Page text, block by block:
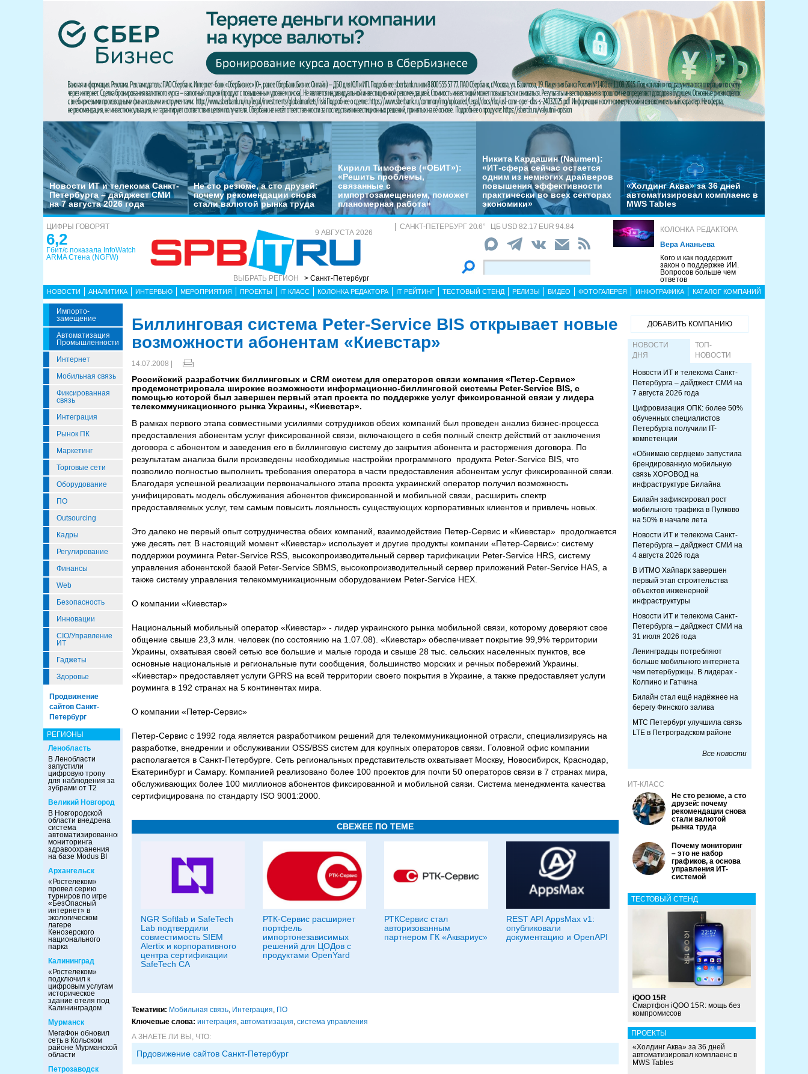
Новости ИТ и телекома Санкт-
Петербурга – дайджест СМИ
на 7 августа 2026 года
Не сто резюме, а сто друзей:
почему рекомендации снова
стали валютой рынка труда
Кирилл Тимофеев («ОБИТ»):
«Решить проблемы,
связанные с
импортозамещением, поможет
планомерная работа»
Никита Кардашин (Naumen):
«ИТ-сфера сейчас остается
одним из немногих драйверов
повышения эффективности
практически во всех секторах
экономики»
«Холдинг Аква» за 36 дней
автоматизировал комплаенс в
MWS Tables
ЦИФРЫ ГОВОРЯТ
6,2
Гбит/с показала InfoWatch
ARMA Стена (NGFW)
9 АВГУСТА 2026
ВЫБРАТЬ РЕГИОН > Санкт-Петербург
САНКТ-ПЕТЕРБУРГ 20.6° ЦБ USD 82.17 EUR 94.84
КОЛОНКА РЕДАКТОРА
Вера Ананьева
Кого и как поддержит
закон о поддержке ИИ.
Вопросов больше чем
ответов
НОВОСТИ АНАЛИТИКА ИНТЕРВЬЮ МЕРОПРИЯТИЯ ПРОЕКТЫ IT КЛАСС КОЛОНКА РЕДАКТОРА IT РЕЙТИНГ ТЕСТОВЫЙ СТЕНД РЕЛИЗЫ ВИДЕО ФОТОГАЛЕРЕЯ ИНФОГРАФИКА КАТАЛОГ КОМПАНИЙ
Импорто­
Замещение
Автоматизация
Промышленности
Интернет
Мобильная связь
Фиксированная
связь
Интеграция
Рынок ПК
Маркетинг
Торговые сети
Оборудование
ПО
Outsourcing
Кадры
Регулирование
Финансы
Web
Безопасность
Инновации
CIO/Управление
ИТ
Гаджеты
Здоровье
Продвижение
сайтов Санкт-
Петербург
РЕГИОНЫ
Ленобласть
В Ленобласти
запустили
цифровую тропу
для наблюдения за
зубрами от Т2
Великий Новгород
В Новгородской
области внедрена
система
автоматизированного
мониторинга
здравоохранения
на базе Modus BI
Архангельск
«Ростелеком»
провел серию
турниров по игре
«БезОпасный
интернет» в
экологическом
лагере
Кенозерского
национального
парка
Калининград
«Ростелеком»
подключил к
цифровым услугам
историческое
здание отеля под
Калининградом
Мурманск
МегаФон обновил
сеть в Кольском
районе Мурманской
области
Петрозаводск
Биллинговая система Peter-Service BIS открывает новые
возможности абонентам «Киевстар»
14.07.2008 |
Российский разработчик биллинговых и CRM систем для операторов связи компания «Петер-Сервис»
продемонстрировала широкие возможности информационно-биллинговой системы Peter-Service BIS, с
помощью которой был завершен первый этап проекта по поддержке услуг фиксированной связи у лидера
телекоммуникационного рынка Украины, «Киевстар».
В рамках первого этапа совместными усилиями сотрудников обеих компаний был проведен анализ бизнес-процесса
предоставления абонентам услуг фиксированной связи, включающего в себя полный спектр действий от заключения
договора с абонентом и заведения его в биллинговую систему до закрытия абонента и расторжения договора. По
результатам анализа были произведены необходимые настройки программного продукта Peter-Service BIS, что
позволило полностью выполнить требования оператора в части предоставления абонентам услуг фиксированной связи.
Благодаря успешной реализации первоначального этапа проекта украинский оператор получил возможность
унифицировать модель обслуживания абонентов фиксированной и мобильной связи, расширить спектр
предоставляемых услуг, тем самым повысить лояльность существующих корпоративных клиентов и привлечь новых.
Это далеко не первый опыт сотрудничества обеих компаний, взаимодействие Петер-Сервис и «Киевстар» продолжается
уже десять лет. В настоящий момент «Киевстар» использует и другие продукты компании «Петер-Сервис»: систему
поддержки роуминга Peter-Service RSS, высокопроизводительный сервер тарификации Peter-Service HRS, систему
управления абонентской базой Peter-Service SBMS, высокопроизводительный сервер приложений Peter-Service HAS, а
также систему управления телекоммуникационным оборудованием Peter-Service HEX.
О компании «Киевстар»
Национальный мобильный оператор «Киевстар» - лидер украинского рынка мобильной связи, которому доверяют свое
общение свыше 23,3 млн. человек (по состоянию на 1.07.08). «Киевстар» обеспечивает покрытие 99,9% территории
Украины, охватывая своей сетью все большие и малые города и свыше 28 тыс. сельских населенных пунктов, все
основные национальные и региональные пути сообщения, большинство морских и речных побережий Украины.
«Киевстар» предоставляет услуги GPRS на всей территории своего покрытия в Украине, а также предоставляет услуги
роуминга в 192 странах на 5 континентах мира.
О компании «Петер-Сервис»
Петер-Сервис с 1992 года является разработчиком решений для телекоммуникационной отрасли, специализируясь на
разработке, внедрении и обслуживании OSS/BSS систем для крупных операторов связи. Головной офис компании
располагается в Санкт-Петербурге. Сеть региональных представительств охватывает Москву, Новосибирск, Краснодар,
Екатеринбург и Самару. Компанией реализовано более 100 проектов для почти 50 операторов связи в 7 странах мира,
обслуживающих более 100 миллионов абонентов фиксированной и мобильной связи. Система менеджмента качества
сертифицирована по стандарту ISO 9001:2000.
СВЕЖЕЕ ПО ТЕМЕ
NGR Softlab и SafeTech
Lab подтвердили
совместимость SIEM
Alertix и корпоративного
центра сертификации
SafeTech CA
РТК-Сервис расширяет
портфель
импортонезависимых
решений для ЦОДов с
продуктами OpenYard
РТКСервис стал
авторизованным
партнером ГК «Аквариус»
REST API AppsMax v1:
опубликовали
документацию и OpenAPI
Тематики: Мобильная связь, Интеграция, ПО
Ключевые слова: интеграция, автоматизация, система управления
А ЗНАЕТЕ ЛИ ВЫ, ЧТО:
Прдовижение сайтов Санкт-Петербург
ДОБАВИТЬ КОМПАНИЮ
НОВОСТИ
ДНЯ
ТОП-
НОВОСТИ
Новости ИТ и телекома Санкт-
Петербурга – дайджест СМИ на
7 августа 2026 года
Цифровизация ОПК: более 50%
обученных специалистов
Петербурга получили IT-
компетенции
«Обнимаю сердцем» запустила
брендированную мобильную
связь ХОРОВОД на
инфраструктуре Билайна
Билайн зафиксировал рост
мобильного трафика в Пулково
на 50% в начале лета
Новости ИТ и телекома Санкт-
Петербурга – дайджест СМИ на
4 августа 2026 года
В ИТМО Хайпарк завершен
первый этап строительства
объектов инженерной
инфраструктуры
Новости ИТ и телекома Санкт-
Петербурга – дайджест СМИ на
31 июля 2026 года
Ленинградцы потребляют
больше мобильного интернета
чем петербуржцы. В лидерах -
Колпино и Гатчина
Билайн стал ещё надёжнее на
берегу Финского залива
МТС Петербург улучшила связь
LTE в Петроградском районе
Все новости
ИТ-КЛАСС
Не сто резюме, а сто
друзей: почему
рекомендации снова
стали валютой
рынка труда
Почему мониторинг
– это не набор
графиков, а основа
управления ИТ-
системой
ТЕСТОВЫЙ СТЕНД
iQOO 15R
Смартфон iQOO 15R: мощь без
компромиссов
ПРОЕКТЫ
«Холдинг Аква» за 36 дней
автоматизировал комплаенс в
MWS Tables